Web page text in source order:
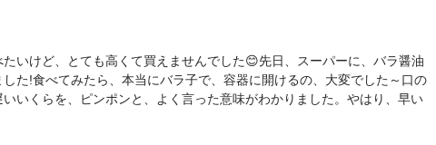
いけど、とても高くて買えませんでした😊先日、スーパーに、バラ醤油
た!食べてみたら、本当にバラ子で、容器に開けるの、大変でした～口の
いくらを、ピンポンと、よく言った意味がわかりました。やはり、早い